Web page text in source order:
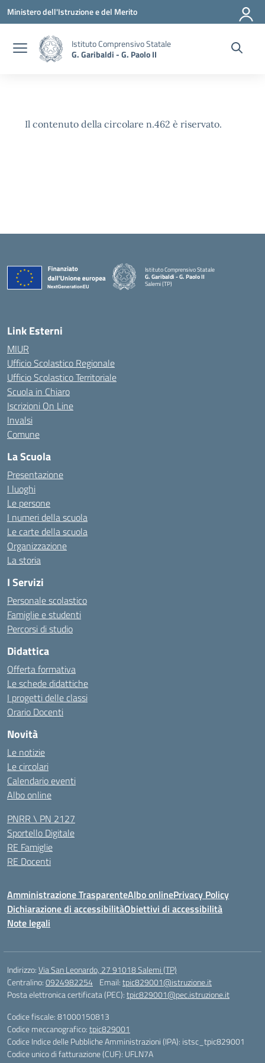
Vai ai contenuti
Vai al menu di navigazione
Vai al footer
Ministero dell'Istruzione e del Merito
Istituto Comprensivo Statale
G. Garibaldi - G. Paolo II
Il contenuto della circolare n.462 è riservato.
Istituto Comprensivo Statale
G. Garibaldi - G. Paolo II
Salemi (TP)
Link Esterni
MIUR
Ufficio Scolastico Regionale
Ufficio Scolastico Territoriale
Scuola in Chiaro
Iscrizioni On Line
Invalsi
Comune
La Scuola
Presentazione
I luoghi
Le persone
I numeri della scuola
Le carte della scuola
Organizzazione
La storia
I Servizi
Personale scolastico
Famiglie e studenti
Percorsi di studio
Didattica
Offerta formativa
Le schede didattiche
I progetti delle classi
Orario Docenti
Novità
Le notizie
Le circolari
Calendario eventi
Albo online
PNRR \ PN 2127
Sportello Digitale
RE Famiglie
RE Docenti
Amministrazione TrasparenteAlbo onlinePrivacy Policy
Dichiarazione di accessibilitàObiettivi di accessibilità
Note legali
Indirizzo:Via San Leonardo, 27 91018 Salemi (TP)
Centralino:0924982254 Email:tpic829001@istruzione.it
Posta elettronica certificata (PEC):tpic829001@pec.istruzione.it
Codice fiscale: 81000150813
Codice meccanografico:tpic829001
Codice Indice delle Pubbliche Amministrazioni (IPA): istsc_tpic829001
Codice unico di fatturazione (CUF): UFLN7A